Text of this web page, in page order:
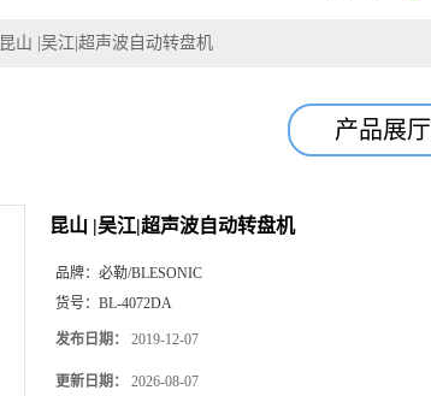
昆山 |吴江|超声波自动转盘机
产品展厅
昆山 |吴江|超声波自动转盘机
品牌： 必勒/BLESONIC
货号： BL-4072DA
发布日期： 2019-12-07
更新日期： 2026-08-07